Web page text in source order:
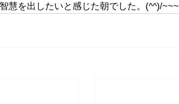
慧を出したいと感じた朝でした。(^^)/~~~